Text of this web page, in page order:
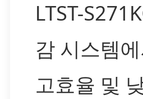
LTST-
감 시스템
고효율 및